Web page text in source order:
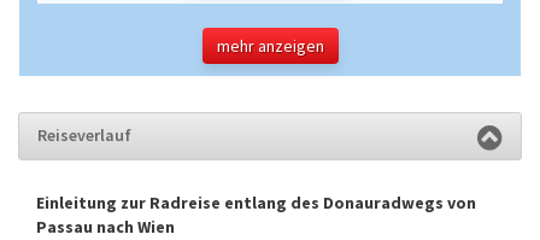
mehr anzeigen
Reiseverlauf
Einleitung zur Radreise entlang des Donauradwegs von
Passau nach Wien